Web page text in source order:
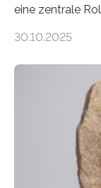
eine zentrale
erfüllen können,
der Ruhr-
und Dr. Ismaila
unbekannten
peroxisomalen
Studie wurde
30.10.2025